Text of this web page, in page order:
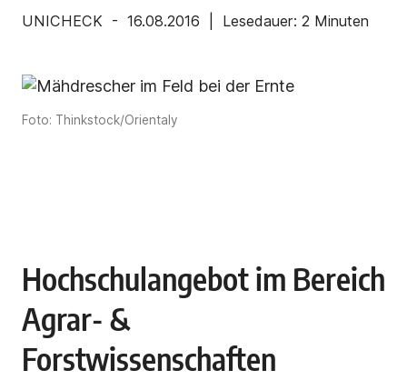
UNICHECK - 16.08.2016 | Lesedauer: 2 Minuten
Foto: Thinkstock/Orientaly
Hochschulangebot im Bereich
Agrar- &
Forstwissenschaften